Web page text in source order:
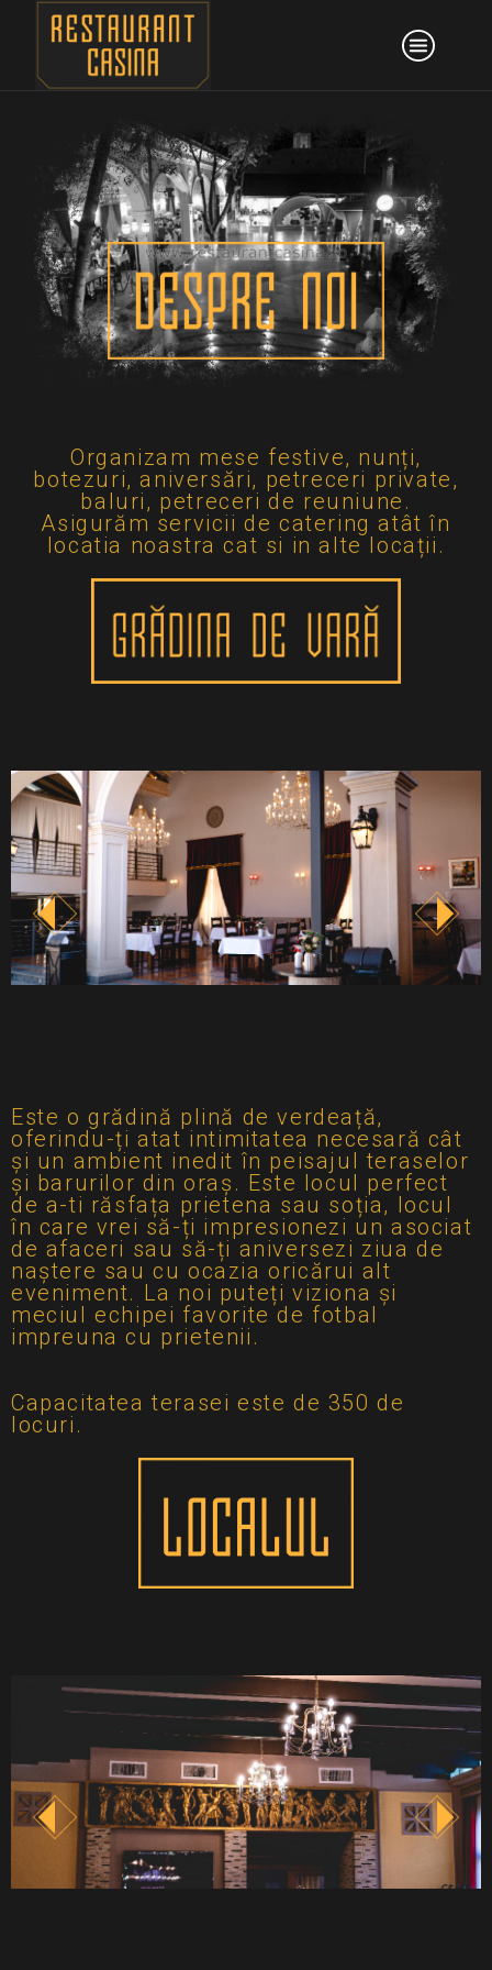
Organizam mese festive, nunți,
botezuri, aniversări, petreceri private,
baluri, petreceri de reuniune.
Asigurăm servicii de catering atât în
locatia noastra cat si in alte locații.
Este o grădină plină de verdeață,
oferindu-ți atat intimitatea necesară cât
și un ambient inedit în peisajul teraselor
și barurilor din oraș. Este locul perfect
de a-ti răsfața prietena sau soția, locul
în care vrei să-ți impresionezi un asociat
de afaceri sau să-ți aniversezi ziua de
naștere sau cu ocazia oricărui alt
eveniment. La noi puteți viziona și
meciul echipei favorite de fotbal
impreuna cu prietenii.
Capacitatea terasei este de 350 de
locuri.